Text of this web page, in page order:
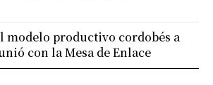
modelo productivo cordobés a
con la Mesa de Enlace